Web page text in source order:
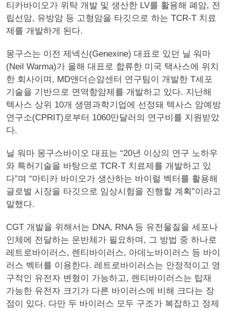
티카바이오가 위탁 개발 및 생산한 LV를 활용해 폐암, 전
립선암, 유방암 등 고형암을 타깃으로 하는 TCR-T 치료
제를 개발하게 된다.
몽구스는 이전 제넥신(Genexine) 대표로 있던 닐 워마
(Neil Warma)가 올해 대표로 합류한 미국 택사스에 위치
한 회사이며, MD앤더슨암센터 연구팀이 개발한 T세포
기술을 기반으로 면역항암제를 개발하고 있다. 지난해
텍사스 상위 10개 생명과학기업에 선정돼 텍사스 암예방
연구소(CPRIT)로부터 1060만달러의 연구비를 지원받았
다.
닐 워마 몽구스바이오 대표는 “20년 이상의 연구 노하우
와 특허기술을 바탕으로 TCR-T 치료제를 개발하고 있
다”며 “마티카 바이오가 생산하는 바이럴 벡터를 활용해
글로벌 시장을 타깃으로 임상시험을 진행할 계획”이라고
말했다.
CGT 개발을 위해서는 DNA, RNA 등 유전물질을 세포나
인체에 전달하는 운반체가 필요하며, 그 방법 중 하나로
레트로바이러스, 렌티바이러스, 아데노바이러스 등 바이
러스 벡터를 이용한다. 레트로바이러스는 안정적이고 영
구적인 유전자 변형이 가능하고, 렌티바이러스는 탑재
가능한 유전자 크기가 다른 바이러스에 비해 크다는 장
점이 있다. 다만 두 바이러스 모두 구조가 복잡하고 정제